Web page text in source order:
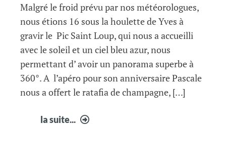
Malgré le froid prévu par nos météorologues,
nous étions 16 sous la houlette de Yves à
gravir le Pic Saint Loup, qui nous a accueilli
avec le soleil et un ciel bleu azur, nous
permettant d’ avoir un panorama superbe à
360°. A l’apéro pour son anniversaire Pascale
nous a offert le ratafia de champagne, […]
la suite...